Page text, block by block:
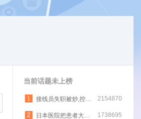
当前话题未上榜
1 接线员失职被炒,控诉遭恶意辞退 2154870
2 1738695